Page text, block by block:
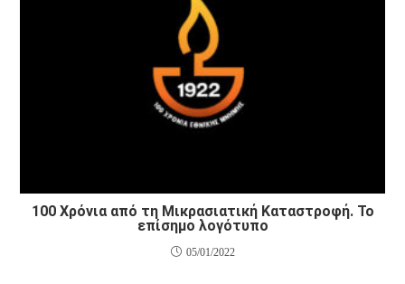
100 Χρόνια από τη Μικρασιατική Καταστροφή. To
επίσημο λογότυπο
05/01/2022